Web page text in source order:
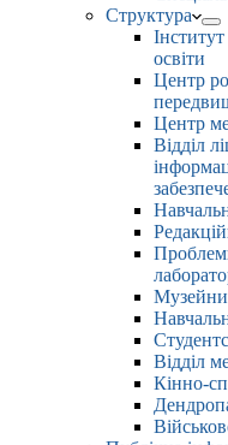
Структура
освіти
Центр
Центр
Відділ
Відділ
Кінно-